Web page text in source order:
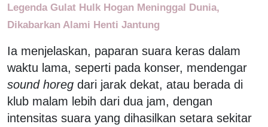
Legenda Gulat Hulk Hogan Meninggal Dunia,
Dikabarkan Alami Henti Jantung
Ia menjelaskan, paparan suara keras dalam
waktu lama, seperti pada konser, mendengar
sound horeg dari jarak dekat, atau berada di
klub malam lebih dari dua jam, dengan
intensitas suara yang dihasilkan setara sekitar